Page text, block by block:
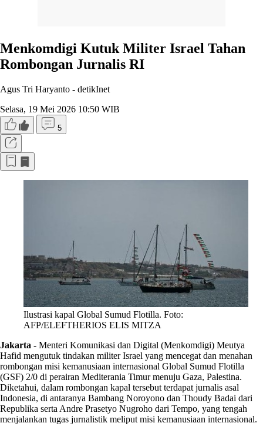
Menkomdigi Kutuk Militer Israel Tahan
Rombongan Jurnalis RI
Agus Tri Haryanto - detikInet
Selasa, 19 Mei 2026 10:50 WIB
5
Ilustrasi kapal Global Sumud Flotilla. Foto:
AFP/ELEFTHERIOS ELIS MITZA
Jakarta - Menteri Komunikasi dan Digital (Menkomdigi) Meutya
Hafid mengutuk tindakan militer Israel yang mencegat dan menahan
rombongan misi kemanusiaan internasional Global Sumud Flotilla
(GSF) 2/0 di perairan Mediterania Timur menuju Gaza, Palestina.
Diketahui, dalam rombongan kapal tersebut terdapat jurnalis asal
Indonesia, di antaranya Bambang Noroyono dan Thoudy Badai dari
Republika serta Andre Prasetyo Nugroho dari Tempo, yang tengah
menjalankan tugas jurnalistik meliput misi kemanusiaan internasional.